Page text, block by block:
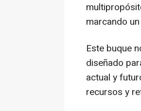
marcando
Este buque
diseñado
actual y
recursos y